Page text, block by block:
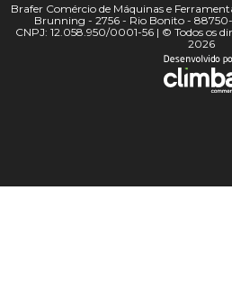
Brafer Comércio de Máquinas e
Brunning - 2756 - Rio Bonito -
CNPJ: 12.058.950/0001-56 | © Todos os
2026